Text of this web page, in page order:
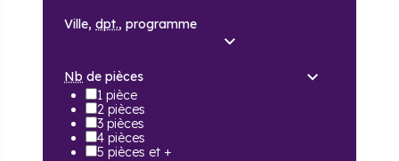
Ville, dpt., programme
Nb de pièces
1 pièce
2 pièces
3 pièces
4 pièces
5 pièces et +